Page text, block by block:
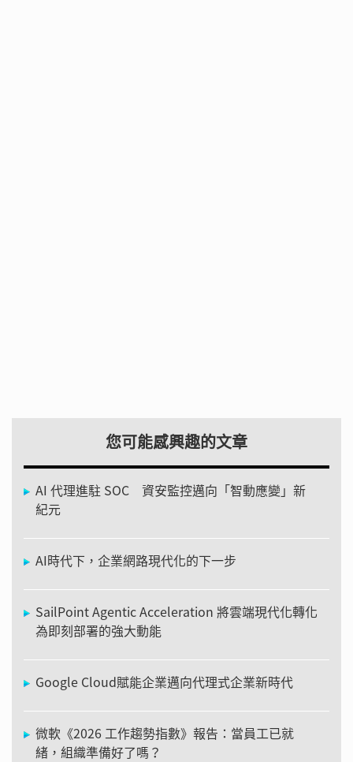
您可能感興趣的文章
AI 代理進駐 SOC 資安監控邁向「智動應變」新
紀元
AI時代下，企業網路現代化的下一步
SailPoint Agentic Acceleration 將雲端現代化轉化
為即刻部署的強大動能
Google Cloud賦能企業邁向代理式企業新時代
微軟《2026 工作趨勢指數》報告：當員工已就
緒，組織準備好了嗎？